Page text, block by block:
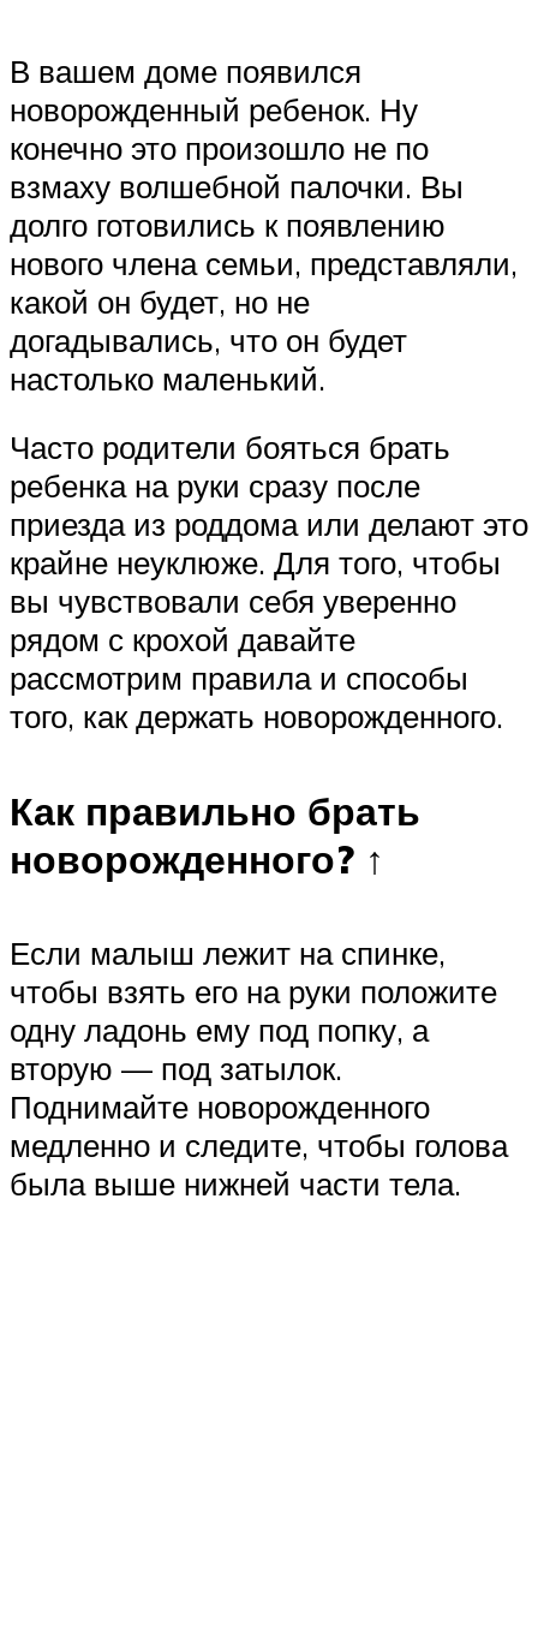
В вашем доме появился
новорожденный ребенок. Ну
конечно это произошло не по
взмаху волшебной палочки. Вы
долго готовились к появлению
нового члена семьи, представляли,
какой он будет, но не
догадывались, что он будет
настолько маленький.
Часто родители бояться брать
ребенка на руки сразу после
приезда из роддома или делают это
крайне неуклюже. Для того, чтобы
вы чувствовали себя уверенно
рядом с крохой давайте
рассмотрим правила и способы
того, как держать новорожденного.
Как правильно брать
новорожденного? ↑
Если малыш лежит на спинке,
чтобы взять его на руки положите
одну ладонь ему под попку, а
вторую — под затылок.
Поднимайте новорожденного
медленно и следите, чтобы голова
была выше нижней части тела.